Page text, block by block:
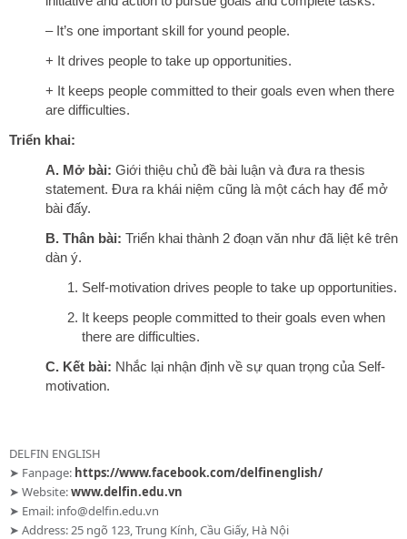
– It’s one important skill for yound people.
+ It drives people to take up opportunities.
+ It keeps people committed to their goals even when there
are difficulties.
Triển khai:
A. Mở bài: Giới thiệu chủ đề bài luận và đưa ra thesis
statement. Đưa ra khái niệm cũng là một cách hay để mở
bài đấy.
B. Thân bài: Triển khai thành 2 đoạn văn như đã liệt kê trên
dàn ý.
Self-motivation drives people to take up opportunities.
It keeps people committed to their goals even when
there are difficulties.
C. Kết bài: Nhắc lại nhận định về sự quan trọng của Self-
motivation.
DELFIN ENGLISH
➤ Fanpage: https://www.facebook.com/delfinenglish/
➤ Website:www.delfin.edu.vn
➤ Email: info@delfin.edu.vn
➤ Address: 25 ngõ 123, Trung Kính, Cầu Giấy, Hà Nội